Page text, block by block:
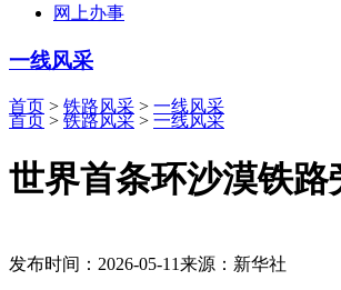
网上办事
一线风采
首页 > 铁路风采 > 一线风采
首页 > 铁路风采 > 一线风采
世界首条环沙漠铁
发布时间：2026-05-11来源：新华社